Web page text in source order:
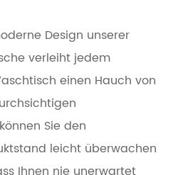
Design unserer
verleiht jedem
einen Hauch von
Sie den
leicht überwachen
Ihnen nie unerwartet